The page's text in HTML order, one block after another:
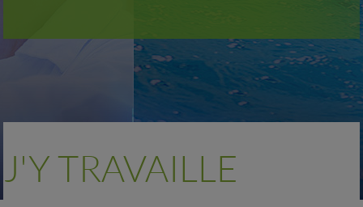
J'Y TRAVAILLE